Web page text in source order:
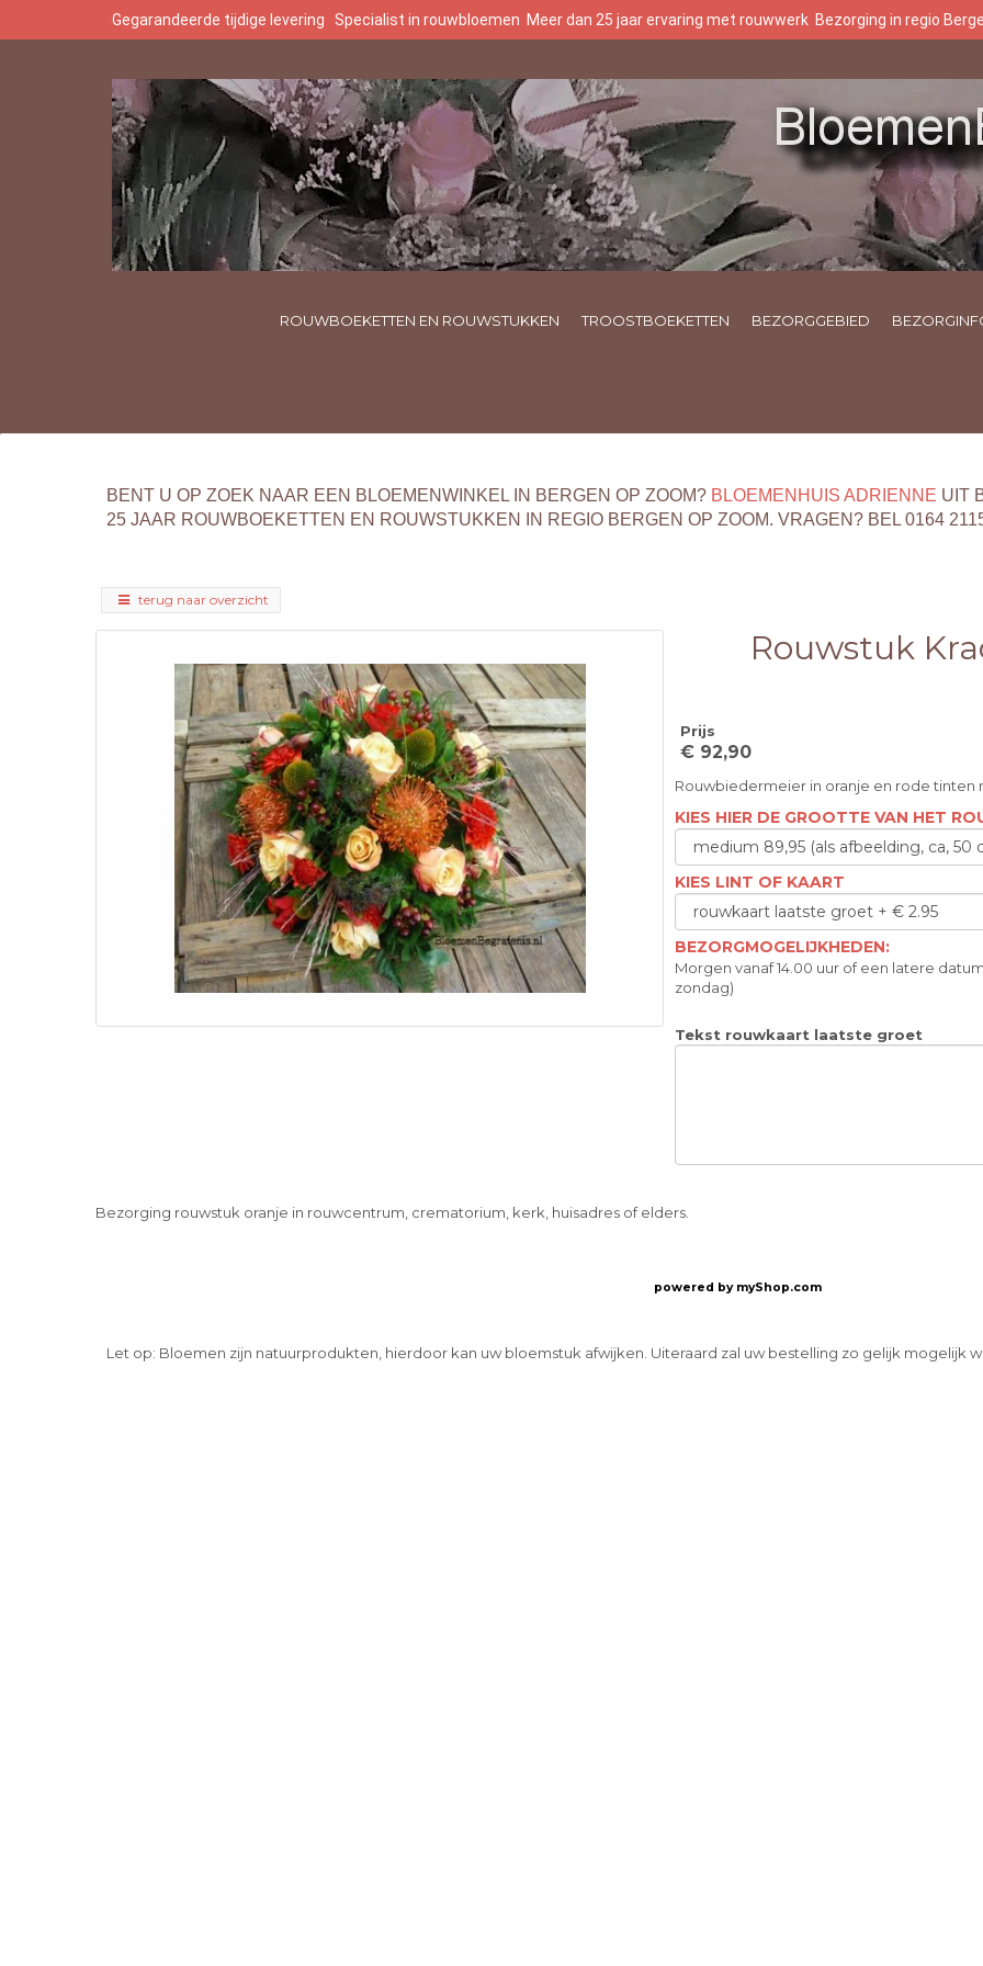
Gegarandeerde tijdige levering Specialist in rouwbloemen Meer dan 25 jaar ervaring met rouwwerk Bezorging in regio
ROUWBOEKETTEN EN ROUWSTUKKEN TROOSTBOEKETTEN BEZORGGEBIED
BENT U OP ZOEK NAAR EEN BLOEMENWINKEL IN BERGEN OP ZOOM? BLOEMENHUIS ADRIENNE UIT
25 JAAR ROUWBOEKETTEN EN ROUWSTUKKEN IN REGIO BERGEN OP ZOOM. VRAGEN? BEL 0164
terug naar overzicht
Rouwstuk
Prijs
€ 92,90
Rouwbiedermeier in oranje en rode tinten
KIES HIER DE GROOTTE VAN HET
KIES LINT OF KAART
BEZORGMOGELIJKHEDEN:
Morgen vanaf 14.00 uur of een latere
zondag)
Tekst rouwkaart laatste groet
Bezorging rouwstuk oranje in rouwcentrum, crematorium, kerk, huisadres of elders.
powered by myShop.com
Let op: Bloemen zijn natuurprodukten, hierdoor kan uw bloemstuk afwijken. Uiteraard zal uw bestelling zo gelijk mogelijk